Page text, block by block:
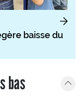
baisse du
bas